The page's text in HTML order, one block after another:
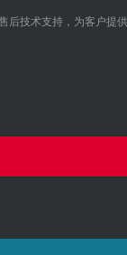
后技术支持，为客户提